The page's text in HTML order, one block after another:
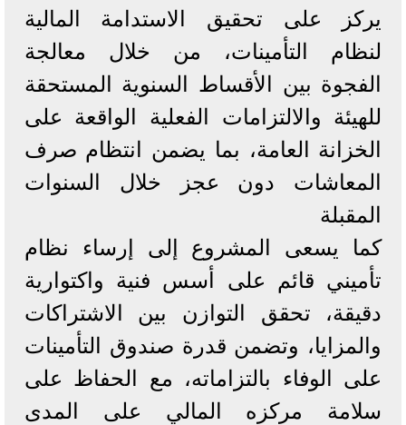
يركز على تحقيق الاستدامة المالية
لنظام التأمينات، من خلال معالجة
الفجوة بين الأقساط السنوية المستحقة
للهيئة والالتزامات الفعلية الواقعة على
الخزانة العامة، بما يضمن انتظام صرف
المعاشات دون عجز خلال السنوات
المقبلة
كما يسعى المشروع إلى إرساء نظام
تأميني قائم على أسس فنية واكتوارية
دقيقة، تحقق التوازن بين الاشتراكات
والمزايا، وتضمن قدرة صندوق التأمينات
على الوفاء بالتزاماته، مع الحفاظ على
سلامة مركزه المالي على المدى